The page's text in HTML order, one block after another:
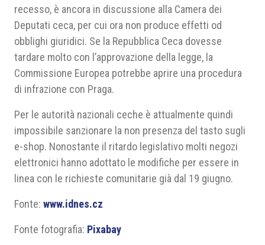
recesso, è ancora in discussione alla Camera dei
Deputati ceca, per cui ora non produce effetti od
obblighi giuridici. Se la Repubblica Ceca dovesse
tardare molto con l’approvazione della legge, la
Commissione Europea potrebbe aprire una procedura
di infrazione con Praga.
Per le autorità nazionali ceche è attualmente quindi
impossibile sanzionare la non presenza del tasto sugli
e-shop. Nonostante il ritardo legislativo molti negozi
elettronici hanno adottato le modifiche per essere in
linea con le richieste comunitarie già dal 19 giugno.
Fonte: www.idnes.cz
Fonte fotografia: Pixabay